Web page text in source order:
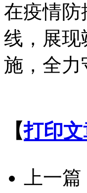
在疫情防
线，展现
施，全力
【打印
上一篇